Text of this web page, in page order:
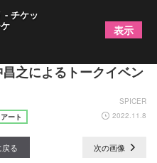
すぎるネコ』写真展の
之によるトークイベン
SPICER
アート 2022.11.8
る 次の画像
- チケッ
表示